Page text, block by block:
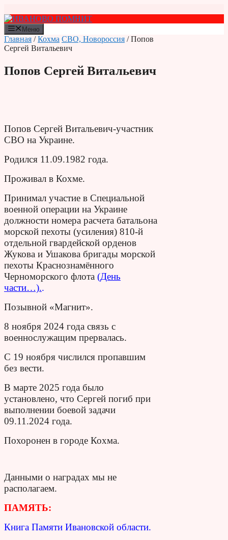
к
содержимому
Меню
Главная /Кохма СВО, Новороссия / Попов
Сергей Витальевич
Попов Сергей Витальевич
Попов Сергей Витальевич-участник
СВО на Украине.
Родился 11.09.1982 года.
Проживал в Кохме.
Принимал участие в Специальной
военной операции на Украине
должности номера расчета батальона
морской пехоты (усиления) 810-й
отдельной гвардейской орденов
Жукова и Ушакова бригады морской
пехоты Краснознамённого
Черноморского флота (День
части…)..
Позывной «Магнит».
8 ноября 2024 года связь с
военнослужащим прервалась.
С 19 ноября числился пропавшим
без вести.
В марте 2025 года было
установлено, что Сергей погиб при
выполнении боевой задачи
09.11.2024 года.
Похоронен в городе Кохма.
Данными о наградах мы не
располагаем.
ПАМЯТЬ:
Книга Памяти Ивановской области.